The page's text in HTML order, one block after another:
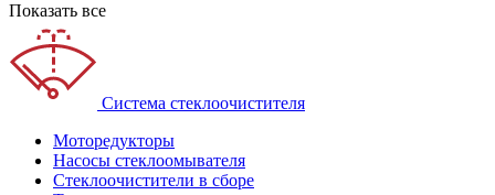
Показать все
Система стеклоочистителя
Моторедукторы
Насосы стеклоомывателя
Стеклоочистители в сборе